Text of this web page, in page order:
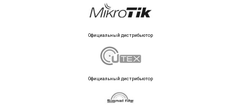
Официальный дистрибьютор
Официальный дистрибьютор